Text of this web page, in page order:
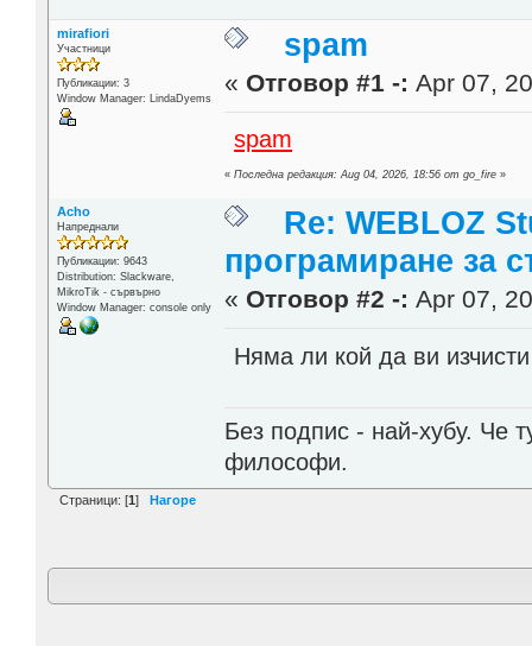
mirafiori
Участници
Публикации: 3
Window Manager: LindaDyems
spam
« Отговор #1 -: Apr 07,
spam
«Последна редакция: Aug 04, 2026, 18:56 от go_fire »
Acho
Напреднали
Публикации: 9643
Distribution: Slackware,
MikroTik - сървърно
Window Manager: console only
Re: WEBLOZ
програмиране за
« Отговор #2 -: Apr 07,
Няма ли кой да ви
Без подпис - най-хубу. Че
философи.
Страници: [1 ] Нагоре